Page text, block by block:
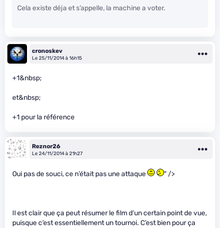
Cela existe déja et s’appelle, la machine a voter.
cronoskev
Le 25/11/2014 à 16h15
+1&nbsp;
et&nbsp;
+1 pour la référence
Reznor26
Le 24/11/2014 à 21h27
Oui pas de souci, ce n’était pas une attaque " />
Il est clair que ça peut résumer le film d’un certain point de vue,
puisque c’est essentiellement un tournoi. C’est bien pour ça